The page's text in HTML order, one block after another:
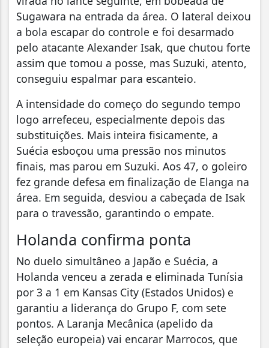
Sugawara na entrada da área. O lateral deixou
a bola escapar do controle e foi desarmado
pelo atacante Alexander Isak, que chutou forte
assim que tomou a posse, mas Suzuki, atento,
conseguiu espalmar para escanteio.
A intensidade do começo do segundo tempo
logo arrefeceu, especialmente depois das
substituições. Mais inteira fisicamente, a
Suécia esboçou uma pressão nos minutos
finais, mas parou em Suzuki. Aos 47, o goleiro
fez grande defesa em finalização de Elanga na
área. Em seguida, desviou a cabeçada de Isak
para o travessão, garantindo o empate.
Holanda confirma ponta
No duelo simultâneo a Japão e Suécia, a
Holanda venceu a zerada e eliminada Tunísia
por 3 a 1 em Kansas City (Estados Unidos) e
garantiu a liderança do Grupo F, com sete
pontos. A Laranja Mecânica (apelido da
seleção europeia) vai encarar Marrocos, que